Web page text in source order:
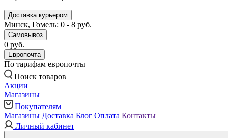
Доставка курьером
Минск, Гомель: 0 - 8 руб.
Самовывоз
0 руб.
Европочта
По тарифам европочты
Поиск товаров
Акции
Магазины
Покупателям
Магазины Доставка Блог Оплата Контакты
Личный кабинет